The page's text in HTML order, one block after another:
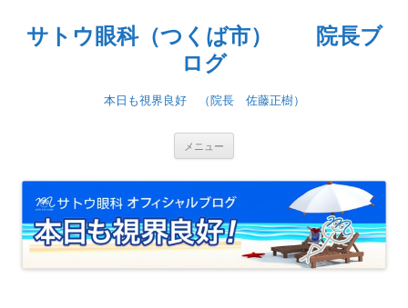
テ
ン
サトウ眼科（つくば市） 院長ブ
ログ
本日も視界良好 （院長 佐藤正樹）
メニュー